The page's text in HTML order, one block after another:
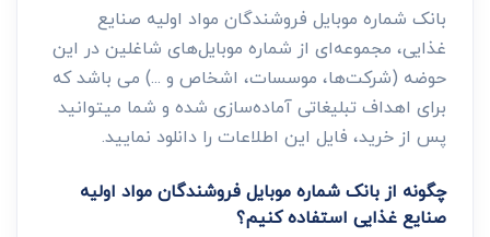
بانک شماره موبایل فروشندگان مواد اولیه صنایع
غذایی، مجموعه‌ای از شماره موبایل‌های شاغلین در این
حوضه (شرکت‌ها، موسسات، اشخاص و ...) می باشد که
برای اهداف تبلیغاتی آماده‌سازی شده و شما میتوانید
پس از خرید، فایل این اطلاعات را دانلود نمایید.
چگونه از بانک شماره موبایل فروشندگان مواد اولیه
صنایع غذایی استفاده کنیم؟